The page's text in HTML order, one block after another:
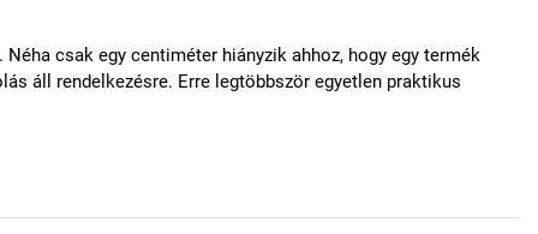
csak egy centiméter hiányzik ahhoz, hogy egy termék
áll rendelkezésre. Erre legtöbbször egyetlen praktikus